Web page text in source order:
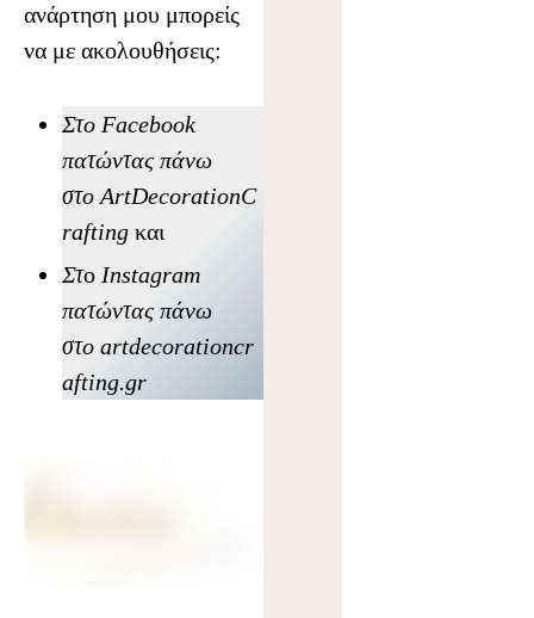
ανάρτηση μου μπορείς
να με ακολουθήσεις:
Στο Facebook
πατώντας πάνω
στο ArtDecorationC
rafting και
Στο Instagram
πατώντας πάνω
στο artdecorationcr
afting.gr